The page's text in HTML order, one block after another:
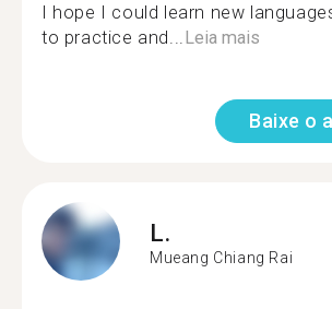
I hope I could learn new
to practice and... Leia mais
Baixe o
L.
Mueang Chiang Rai